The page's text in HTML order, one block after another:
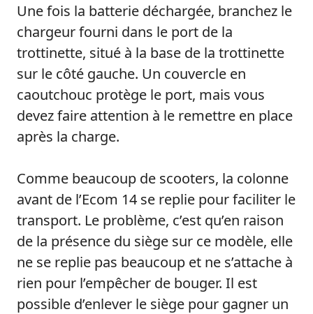
Une fois la batterie déchargée, branchez le
chargeur fourni dans le port de la
trottinette, situé à la base de la trottinette
sur le côté gauche. Un couvercle en
caoutchouc protège le port, mais vous
devez faire attention à le remettre en place
après la charge.
Comme beaucoup de scooters, la colonne
avant de l’Ecom 14 se replie pour faciliter le
transport. Le problème, c’est qu’en raison
de la présence du siège sur ce modèle, elle
ne se replie pas beaucoup et ne s’attache à
rien pour l’empêcher de bouger. Il est
possible d’enlever le siège pour gagner un